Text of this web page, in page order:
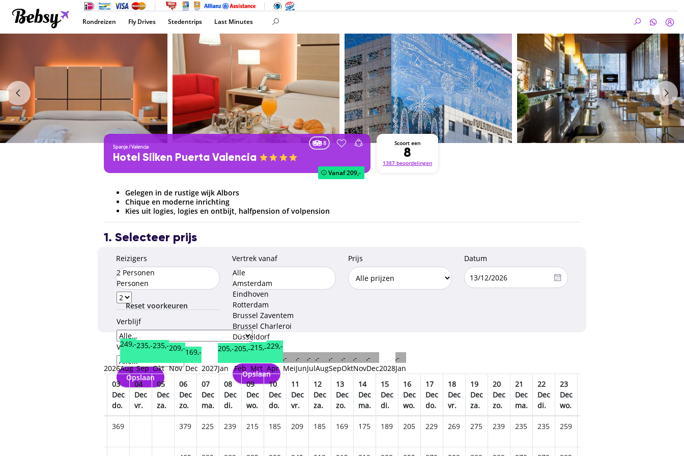
Rondreizen Fly Drives Stedentrips Last Minutes
Spanje/Valencia
8
Hotel Silken Puerta Valencia
Vanaf209,-
Scoort een
8
1387 beoordelingen
Gelegen in de rustige wijk Albors
Chique en moderne inrichting
Kies uit logies, logies en ontbijt, halfpension of volpension
1. Selecteer prijs
Reizigers
2 Personen
Personen
Verblijf
Verzorgingstype
Opslaan
Vertrek vanaf
Alle
Amsterdam
Eindhoven
Rotterdam
Brussel Zaventem
Brussel Charleroi
Düsseldorf
Weeze
Opslaan
Prijs Datum
Reset voorkeuren
2026
249,-
Aug
235,-
Sep
235,-
Okt
209,-
Nov
169,-
Dec 2027
205,-
Jan
205,-
Feb
215,-
Mrt
229,-
Apr
,-
Mei
,-
Jun
,-
Jul
,-
Aug
,-
Sep
,-
Okt
,-
Nov
,-
Dec2028
,-
Jan
03
Dec
do.
04
Dec
vr.
05
Dec
za.
06
Dec
zo.
07
Dec
ma.
08
Dec
di.
09
Dec
wo.
10
Dec
do.
11
Dec
vr.
12
Dec
za.
13
Dec
zo.
14
Dec
ma.
15
Dec
di.
16
Dec
wo.
17
Dec
do.
18
Dec
vr.
19
Dec
za.
20
Dec
zo.
21
Dec
ma.
22
Dec
di.
23
Dec
wo.
369 379 225 239 215 185 209 185 169 175 189 205 229 269 275 239 235 235 259